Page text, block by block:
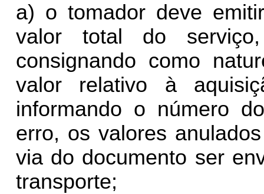
a) o tomador deve
valor total do
consignando como
valor relativo à
informando o número
erro, os valores
via do documento ser
transporte;